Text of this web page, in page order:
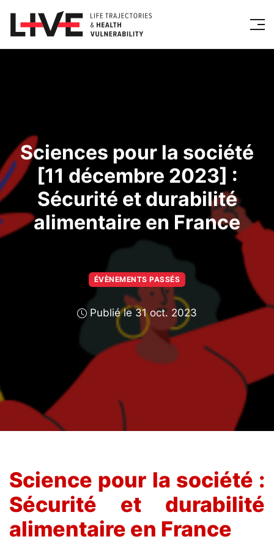
Sciences pour la société
[11 décembre 2023] :
Sécurité et durabilité
alimentaire en France
ÉVÈNEMENTS PASSÉS
Publié le 31 oct. 2023
Science pour la société :
Sécurité et durabilité
alimentaire en France